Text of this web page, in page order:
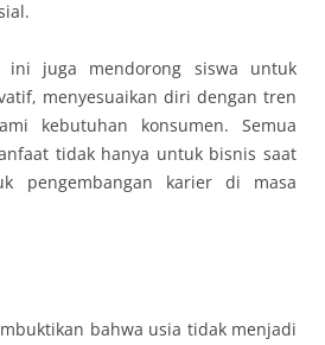
ini juga mendorong siswa untuk
menyesuaikan diri dengan tren
kebutuhan konsumen. Semua
tidak hanya untuk bisnis saat
pengembangan karier di masa
bahwa usia tidak menjadi